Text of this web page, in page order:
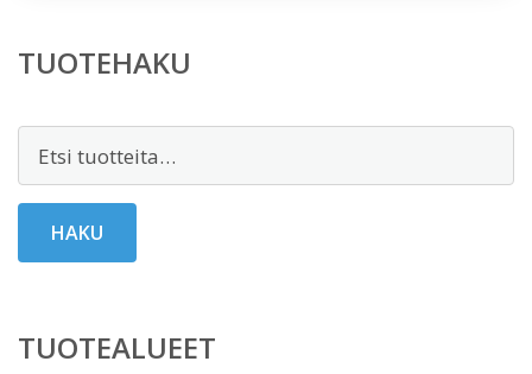
TUOTEHAKU
HAKU
TUOTEALUEET